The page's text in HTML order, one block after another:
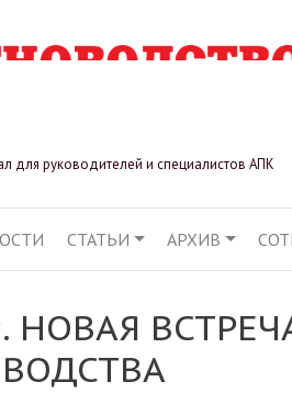
для руководителей и специалистов АПК
НАВИГАЦИЯ
СТАТЬИ АРХИВ
НОВАЯ